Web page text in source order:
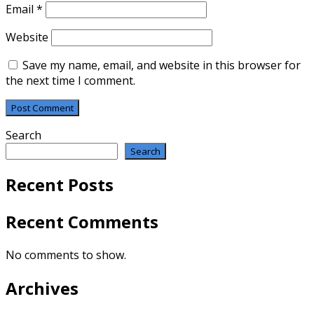
Email *
Website
Save my name, email, and website in this browser for
the next time I comment.
Search
Search
Recent Posts
Recent Comments
No comments to show.
Archives